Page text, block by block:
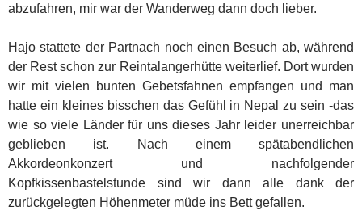
abzufahren, mir war der Wanderweg dann doch lieber.
Hajo stattete der Partnach noch einen Besuch ab, während
der Rest schon zur Reintalangerhütte weiterlief. Dort wurden
wir mit vielen bunten Gebetsfahnen empfangen und man
hatte ein kleines bisschen das Gefühl in Nepal zu sein -das
wie so viele Länder für uns dieses Jahr leider unerreichbar
geblieben ist. Nach einem spätabendlichen
Akkordeonkonzert und nachfolgender
Kopfkissenbastelstunde sind wir dann alle dank der
zurückgelegten Höhenmeter müde ins Bett gefallen.